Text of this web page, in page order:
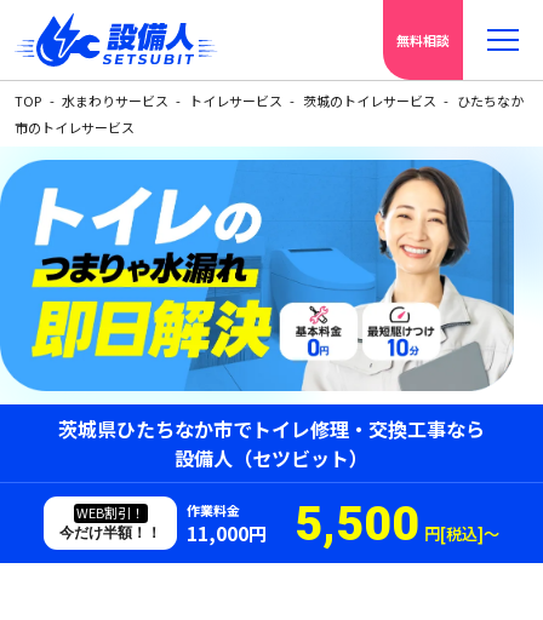
無料相談
TOP 水まわりサービス トイレサービス 茨城のトイレサービス
ひたちなか
市のトイレサービス
茨城県ひたちなか市でトイレ修理・交換工事なら
設備人（セツビット）
WEB割引！
今だけ半額！！
作業料金
11,000円 5,500 円[税込]〜